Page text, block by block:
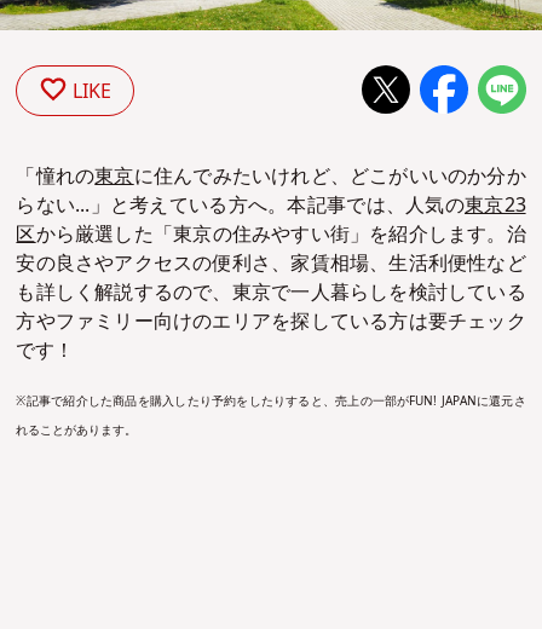
LIKE
「憧れの東京に住んでみたいけれど、どこがいいのか分か
らない...」と考えている方へ。本記事では、人気の東京23
区から厳選した「東京の住みやすい街」を紹介します。治
安の良さやアクセスの便利さ、家賃相場、生活利便性など
も詳しく解説するので、東京で一人暮らしを検討している
方やファミリー向けのエリアを探している方は要チェック
です！
※記事で紹介した商品を購入したり予約をしたりすると、売上の一部がFUN! JAPANに還元さ
れることがあります。